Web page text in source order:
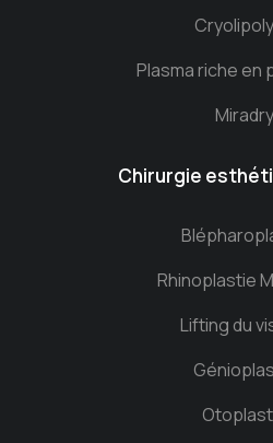
Plasma riche en
Miradry
Chirurgie
Rhinoplastie
Lifting du